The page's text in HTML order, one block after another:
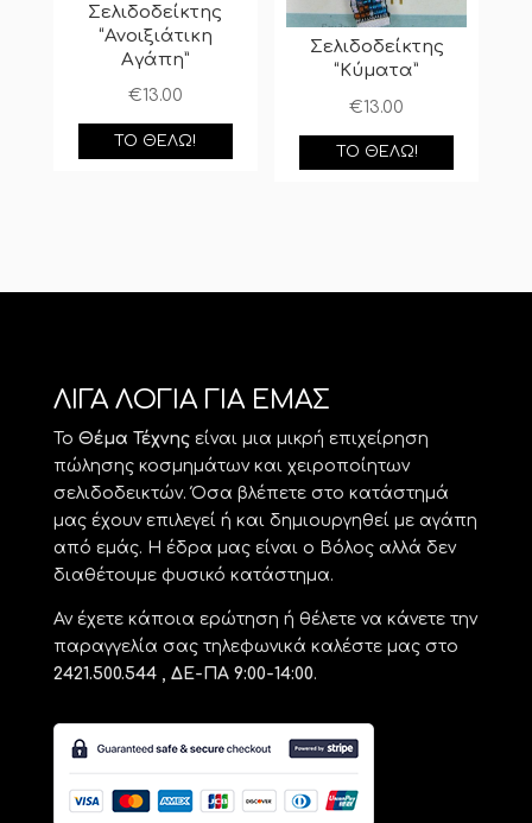
Σελιδοδείκτης
“Ανοιξιάτικη
Αγάπη”
€13.00
ΤΟ ΘΈΛΩ!
Σελιδοδείκτης
“Κύματα”
€13.00
ΤΟ ΘΈΛΩ!
ΛΙΓΑ ΛΟΓΙΑ ΓΙΑ ΕΜΑΣ
Το Θέμα Τέχνηςείναι μια μικρή επιχείρηση
πώλησης κοσμημάτων και χειροποίητων
σελιδοδεικτών. Όσα βλέπετε στο κατάστημά
μας έχουν επιλεγεί ή και δημιουργηθεί με αγάπη
από εμάς. Η έδρα μας είναι ο Βόλος αλλά δεν
διαθέτουμε φυσικό κατάστημα.
Αν έχετε κάποια ερώτηση ή θέλετε να κάνετε την
παραγγελία σας τηλεφωνικά καλέστε μας στο
2421.500.544 , ΔΕ-ΠΑ 9:00-14:00.